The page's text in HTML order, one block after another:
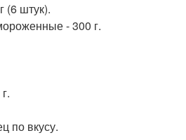
(6 штук).
- 300 г.
по вкусу.